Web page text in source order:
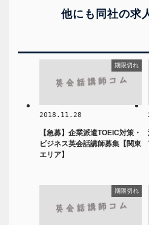
他にも同社の求
期限切れ
2018.11.28
【急募】企業派遣TOEIC対策・
ビジネス英会話講師募集【関東
エリア】
期限切れ